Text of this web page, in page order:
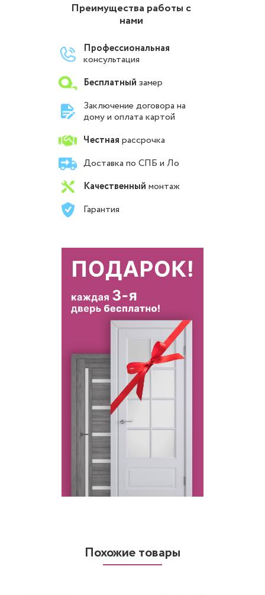
Преимущества работы с
нами
Профессиональная
консультация
Бесплатный замер
Заключение договора на
дому и оплата картой
Честная рассрочка
Доставка по СПБ и Ло
Качественный монтаж
Гарантия
Похожие товары